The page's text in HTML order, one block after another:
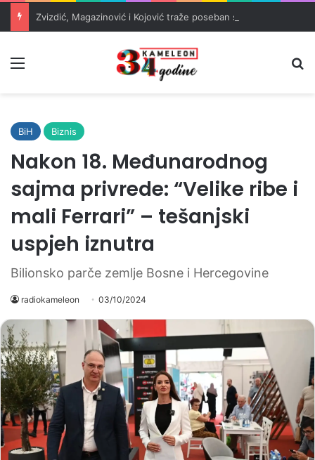
BiH Biznis
Nakon 18. Međunarodnog
sajma privrede: “Velike ribe i
mali Ferrari” – tešanjski
uspjeh iznutra
Bilionsko parče zemlje Bosne i Hercegovine
radiokameleon 03/10/2024